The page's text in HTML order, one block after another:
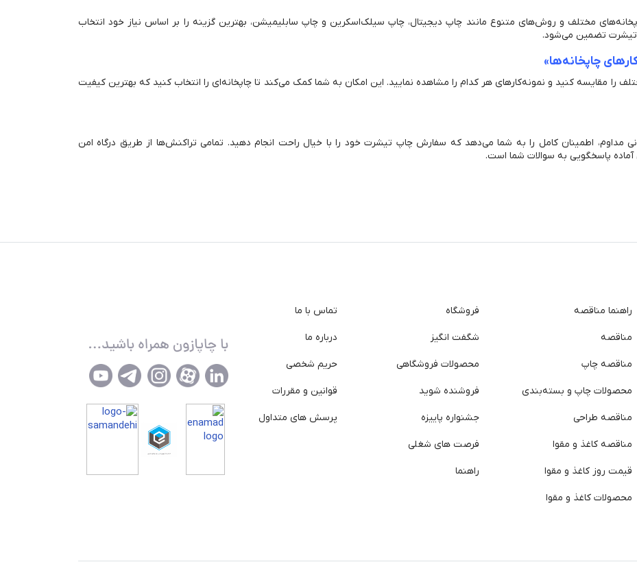
مختلف و روش‌های متنوع مانند چاپ دیجیتال، چاپ سیلک‌اسکرین و چاپ سابلیمیشن، بهترین گزینه را بر اساس نیاز خود انتخاب
تیشرت تضمین می‌شود.
چاپخانه‌ها»
را مقایسه کنید و نمونه‌کارهای هر کدام را مشاهده نمایید. این امکان به شما کمک می‌کند تا چاپخانه‌ای را انتخاب کنید که بهترین کیفیت
مداوم، اطمینان کامل را به شما می‌دهد که سفارش چاپ تیشرت خود را با خیال راحت انجام دهید. تمامی تراکنش‌ها از طریق درگاه امن
آماده پاسخگویی به سوالات شما است.
راهنما مناقصه
مناقصه
مناقصه چاپ
محصولات چاپ و بسته‌بندی
مناقصه طراحی
مناقصه کاغذ و مقوا
قیمت روز کاغذ و مقوا
محصولات کاغذ و مقوا
فروشگاه
شگفت انگیز
محصولات فروشگاهی
فروشنده شوید
جشنواره پاییزه
فرصت های شغلی
راهنما
تماس با ما
درباره ما
حریم شخصی
قوانین و مقررات
پرسش های متداول